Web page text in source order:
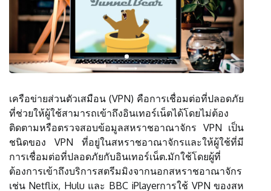
เครือข่ายส่วนตัวเสมือน (VPN) คือการเชื่อมต่อที่ปลอดภัย
ที่ช่วยให้ผู้ใช้สามารถเข้าถึงอินเทอร์เน็ตได้โดยไม่ต้อง
ติดตามหรือตรวจสอบข้อมูลสหราชอาณาจักร VPN เป็น
ชนิดของ VPN ที่อยู่ในสหราชอาณาจักรและให้ผู้ใช้ที่มี
การเชื่อมต่อที่ปลอดภัยกับอินเทอร์เน็ต.มักใช้โดยผู้ที่
ต้องการเข้าถึงบริการสตรีมมิงจากนอกสหราชอาณาจักร
เช่น Netflix, Hulu และ BBC iPlayerการใช้ VPN ของสห